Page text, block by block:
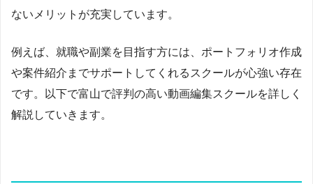
ないメリットが充実しています。
例えば、就職や副業を目指す方には、ポートフォリオ作成
や案件紹介までサポートしてくれるスクールが心強い存在
です。以下で富山で評判の高い動画編集スクールを詳しく
解説していきます。